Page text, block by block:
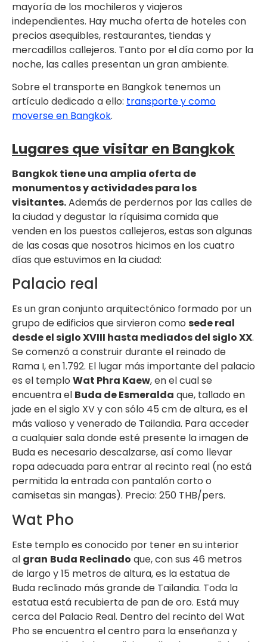
mayoría de los mochileros y viajeros
independientes. Hay mucha oferta de hoteles con
precios asequibles, restaurantes, tiendas y
mercadillos callejeros. Tanto por el día como por la
noche, las calles presentan un gran ambiente.
Sobre el transporte en Bangkok tenemos un
artículo dedicado a ello: transporte y como
moverse en Bangkok.
Lugares que visitar en Bangkok
Bangkok tiene una amplia oferta de
monumentos y actividades para los
visitantes.Además de perdernos por las calles de
la ciudad y degustar la ríquisima comida que
venden en los puestos callejeros, estas son algunas
de las cosas que nosotros hicimos en los cuatro
días que estuvimos en la ciudad:
Palacio real
Es un gran conjunto arquitectónico formado por un
grupo de edificios que sirvieron como sede real
desde el siglo XVIII hasta mediados del siglo XX.
Se comenzó a construir durante el reinado de
Rama I, en 1.792. El lugar más importante del palacio
es el templo Wat Phra Kaew, en el cual se
encuentra el Buda de Esmeralda que, tallado en
jade en el siglo XV y con sólo 45 cm de altura, es el
más valioso y venerado de Tailandia. Para acceder
a cualquier sala donde esté presente la imagen de
Buda es necesario descalzarse, así como llevar
ropa adecuada para entrar al recinto real (no está
permitida la entrada con pantalón corto o
camisetas sin mangas). Precio: 250 THB/pers.
Wat Pho
Este templo es conocido por tener en su interior
al gran Buda Reclinado que, con sus 46 metros
de largo y 15 metros de altura, es la estatua de
Buda reclinado más grande de Tailandia. Toda la
estatua está recubierta de pan de oro. Está muy
cerca del Palacio Real. Dentro del recinto del Wat
Pho se encuentra el centro para la enseñanza y